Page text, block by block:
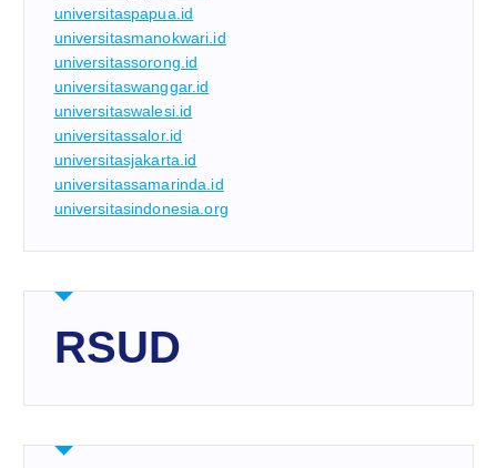
universitaspapua.id
universitasmanokwari.id
universitassorong.id
universitaswanggar.id
universitaswalesi.id
universitassalor.id
universitasjakarta.id
universitassamarinda.id
universitasindonesia.org
RSUD